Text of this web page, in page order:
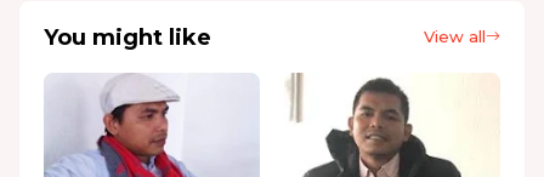
You might like View all